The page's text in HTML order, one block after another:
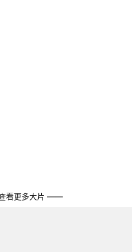
看更多大片 ——